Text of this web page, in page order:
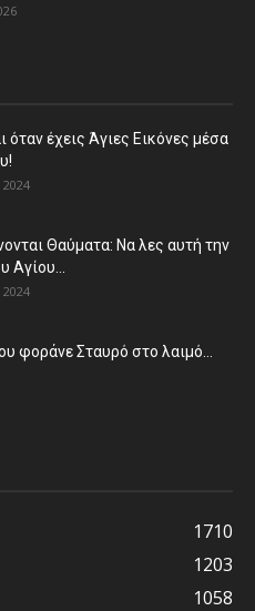
όταν έχεις Άγιες Εικόνες μέσα
2024
Θαύματα: Να λες αυτή την
Αγίου...
2024
φοράνε Σταυρό στο λαιμό…
1710
1203
1058